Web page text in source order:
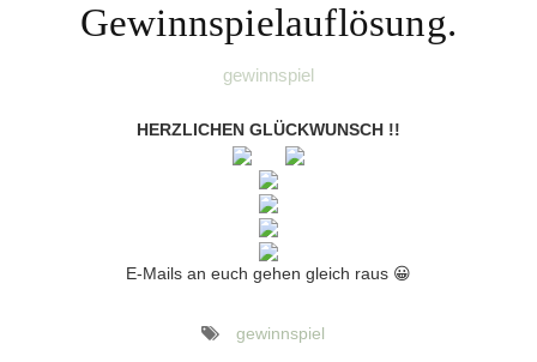
Gewinnspielauflösung.
gewinnspiel
HERZLICHEN GLÜCKWUNSCH !!
E-Mails an euch gehen gleich raus 😀
gewinnspiel